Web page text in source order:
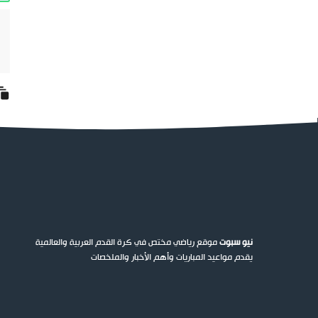
نيو سبوتموقع رياضي مختص في كرة القدم العربية والعالمية
يقدم مواعيد المباريات وأهم الأخبار والملخصات